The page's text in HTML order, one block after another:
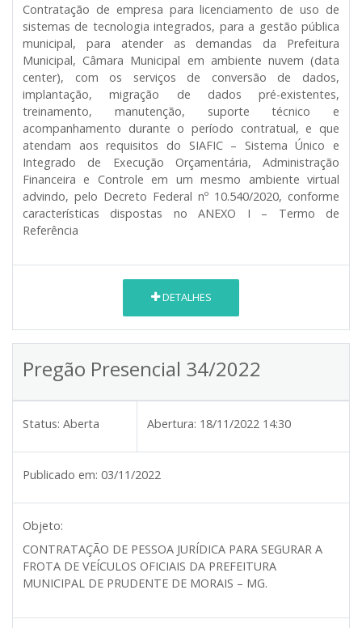
Contratação de empresa para licenciamento de uso de
sistemas de tecnologia integrados, para a gestão pública
municipal, para atender as demandas da Prefeitura
Municipal, Câmara Municipal em ambiente nuvem (data
center), com os serviços de conversão de dados,
implantação, migração de dados pré-existentes,
treinamento, manutenção, suporte técnico e
acompanhamento durante o período contratual, e que
atendam aos requisitos do SIAFIC – Sistema Único e
Integrado de Execução Orçamentária, Administração
Financeira e Controle em um mesmo ambiente virtual
advindo, pelo Decreto Federal nº 10.540/2020, conforme
características dispostas no ANEXO I – Termo de
Referência
DETALHES
Pregão Presencial 34/2022
Status: Aberta Abertura: 18/11/2022 14:30
Publicado em: 03/11/2022
Objeto:
CONTRATAÇÃO DE PESSOA JURÍDICA PARA SEGURAR A
FROTA DE VEÍCULOS OFICIAIS DA PREFEITURA
MUNICIPAL DE PRUDENTE DE MORAIS – MG.